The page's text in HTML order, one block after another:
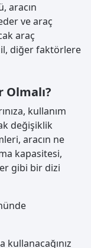
aracın
ve araç
araç
diğer faktörlere
Olmalı?
kullanım
değişiklik
aracın ne
kapasitesi,
gibi bir dizi
kullanacağınız